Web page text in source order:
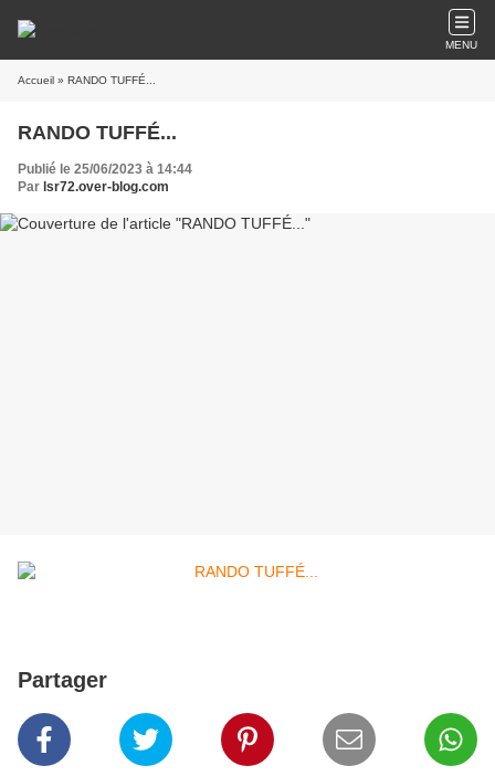
MENU
Accueil » RANDO TUFFÉ...
RANDO TUFFÉ...
Publié le 25/06/2023 à 14:44
Par lsr72.over-blog.com
Partager